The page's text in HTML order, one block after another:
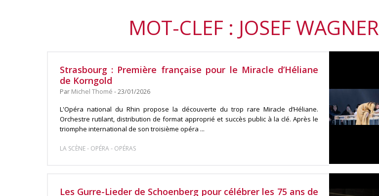
MOT-CLEF : JOSEF WAGNER
Strasbourg : Première française pour le Miracle d’Héliane
de Korngold
Par Michel Thomé - 23/01/2026
L'Opéra national du Rhin propose la découverte du trop rare Miracle d’Héliane.
Orchestre rutilant, distribution de format approprié et succès public à la clé. Après le
triomphe international de son troisième opéra ...
LA SCÈNE- OPÉRA- OPÉRAS
Les Gurre-Lieder de Schoenberg pour célébrer les 75 ans de